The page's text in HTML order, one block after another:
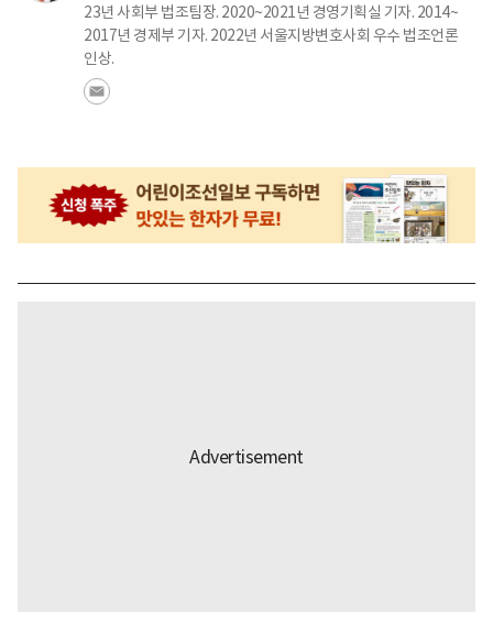
23년 사회부 법조팀장. 2020~2021년 경영기획실 기자. 2014~
2017년 경제부 기자. 2022년 서울지방변호사회 우수 법조언론
인상.